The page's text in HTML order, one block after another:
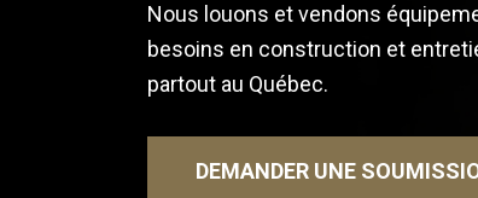
Nous louons et vendons
besoins en construction et
partout au Québec.
DEMANDER UNE